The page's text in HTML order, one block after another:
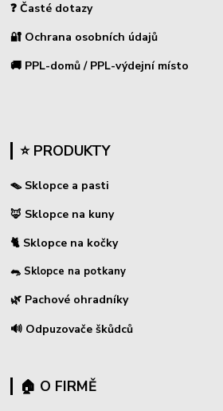
❓ Časté dotazy
🔐 Ochrana osobních údajů
🚚 PPL-domů / PPL-výdejní místo
⭐ PRODUKTY
🪤 Sklopce a pasti
🦊 Sklopce na kuny
🐈 Sklopce na kočky
🐀 Sklopce na potkany
🌿 Pachové ohradníky
🔊 Odpuzovače škůdců
🏠 O FIRMĚ